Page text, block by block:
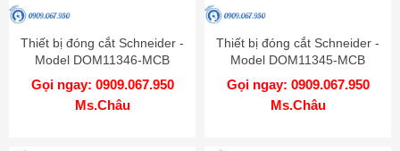
Thiết bị đóng cắt Schneider -
Model DOM11346-MCB
Gọi ngay: 0909.067.950
Ms.Châu
Thiết bị đóng cắt Schneider -
Model DOM11345-MCB
Gọi ngay: 0909.067.950
Ms.Châu